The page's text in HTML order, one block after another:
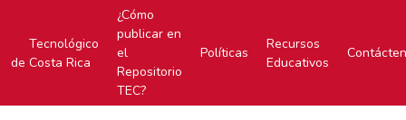
Tecnológico
de Costa Rica
¿Cómo
publicar en
el
Repositorio
TEC?
Políticas
Recursos
Educativos